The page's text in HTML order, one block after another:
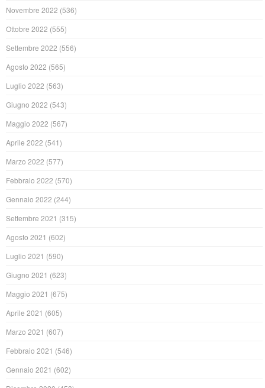
Novembre 2022 (536)
Ottobre 2022 (555)
Settembre 2022 (556)
Agosto 2022 (565)
Luglio 2022 (563)
Giugno 2022 (543)
Maggio 2022 (567)
Aprile 2022 (541)
Marzo 2022 (577)
Febbraio 2022 (570)
Gennaio 2022 (244)
Settembre 2021 (315)
Agosto 2021 (602)
Luglio 2021 (590)
Giugno 2021 (623)
Maggio 2021 (675)
Aprile 2021 (605)
Marzo 2021 (607)
Febbraio 2021 (546)
Gennaio 2021 (602)